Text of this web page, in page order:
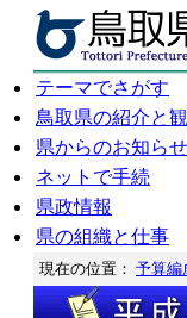
テーマでさがす
鳥取県の紹介と
県からのお知らせ
ネットで手続
県政情報
県の組織と仕事
現在の位置： 予算編